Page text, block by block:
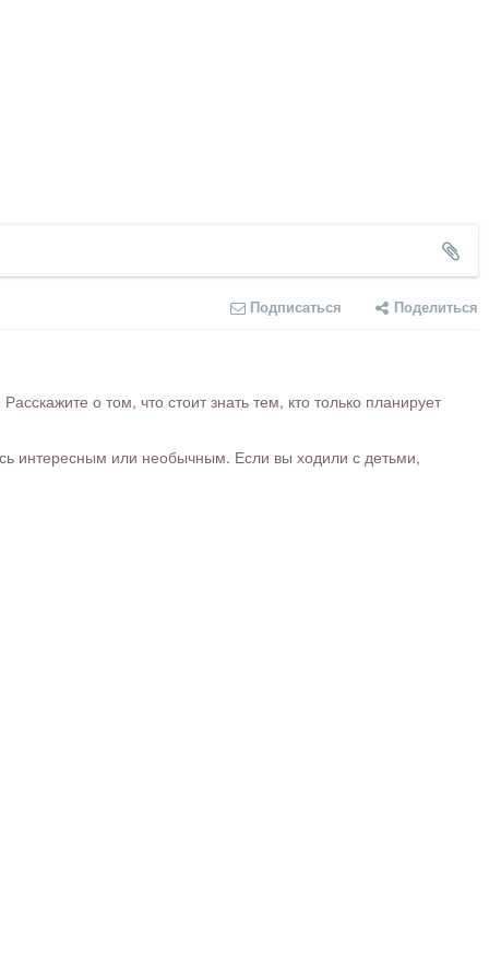
Подписаться Поделиться
о том, что стоит знать тем, кто только планирует
интересным или необычным. Если вы ходили с детьми,